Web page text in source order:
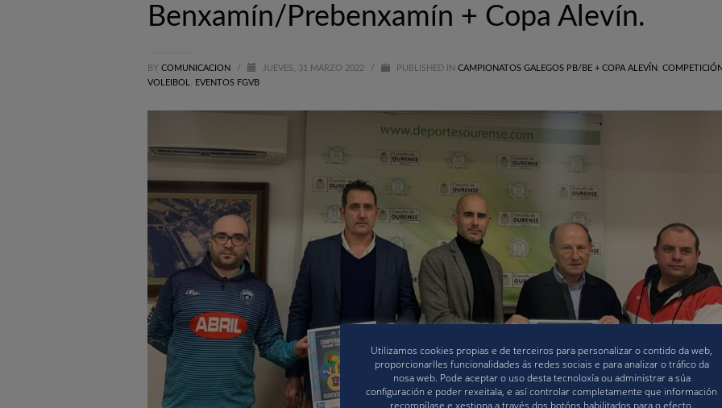
Benxamín/Prebenxamín + Copa Alevín.
BY COMUNICACION / JUEVES, 31 MARZO 2022 / PUBLISHED IN CAMPIONATOS GALEGOS PB/BE + COPA ALEVÍN
VOLEIBOL
EVENTOS FGVB
Utilizamos cookies propias e de terceiros para personalizar o contido da web,
proporcionarlles funcionalidades ás redes sociais e para analizar o tráfico da
nosa web. Pode aceptar o uso desta tecnoloxía ou administrar a súa
configuración e poder rexeitala, e así controlar completamente que información
recompílase e xestiona a través dos botóns habilitados para o efecto.